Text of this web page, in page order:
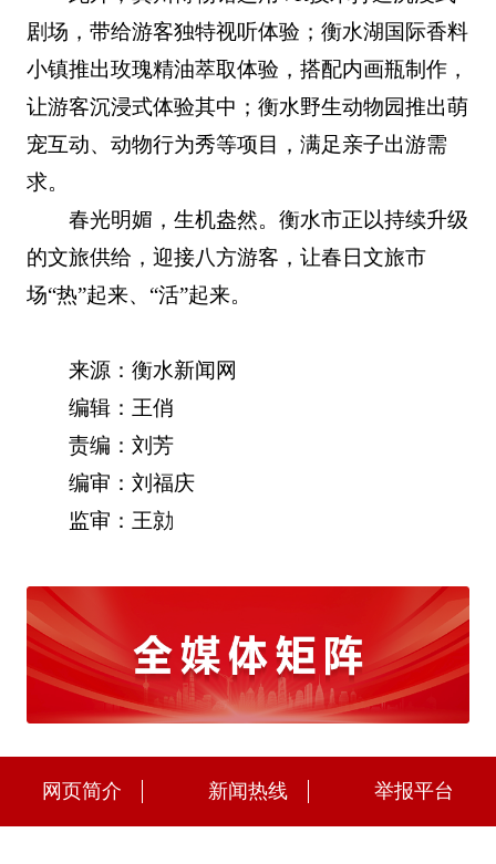
剧场，带给游客独特视听体验；衡水湖国际香料
小镇推出玫瑰精油萃取体验，搭配内画瓶制作，
让游客沉浸式体验其中；衡水野生动物园推出萌
宠互动、动物行为秀等项目，满足亲子出游需
求。
春光明媚，生机盎然。衡水市正以持续升级
的文旅供给，迎接八方游客，让春日文旅市
场“热”起来、“活”起来。
来源：衡水新闻网
编辑：王俏
责编：刘芳
编审：刘福庆
监审：王勍
网页简介 新闻热线 举报平台